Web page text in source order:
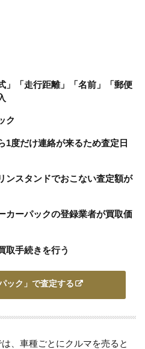
」「走行距離」「名前」「郵便
ク
1度だけ連絡が来るため査定日
ンスタンドでおこない査定額が
カーパックの登録業者が買取価
取手続きを行う
ック」で査定する
、車種ごとにクルマを売ると